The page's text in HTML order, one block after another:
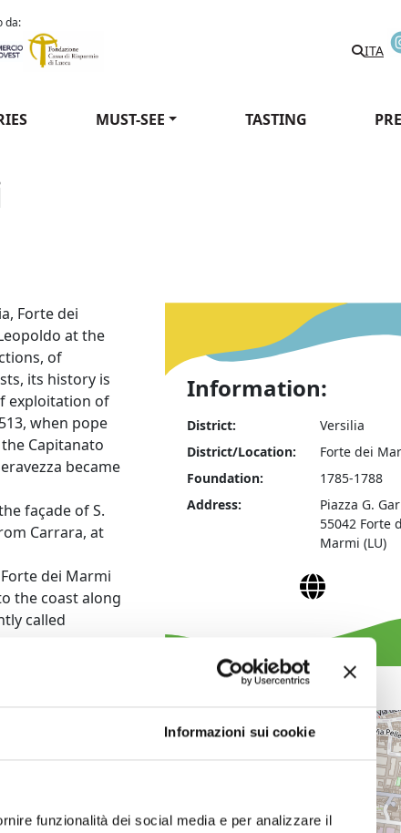
Informazioni sui cookie
funzionalità dei social media e per analizzare il
da:
ITA
MUST-SEE TASTING
dei Marmi
Forte dei
at the
of
its history is
exploitation of
when pope
Capitanato
became
façade of S.
Carrara, at
dei Marmi
the coast along
called
Information:
District:
Versilia
District/Location:
Forte dei
Foundation:
1785-1788
Address:
Piazza G.
55042 Forte
Marmi (LU)
Website
+
−